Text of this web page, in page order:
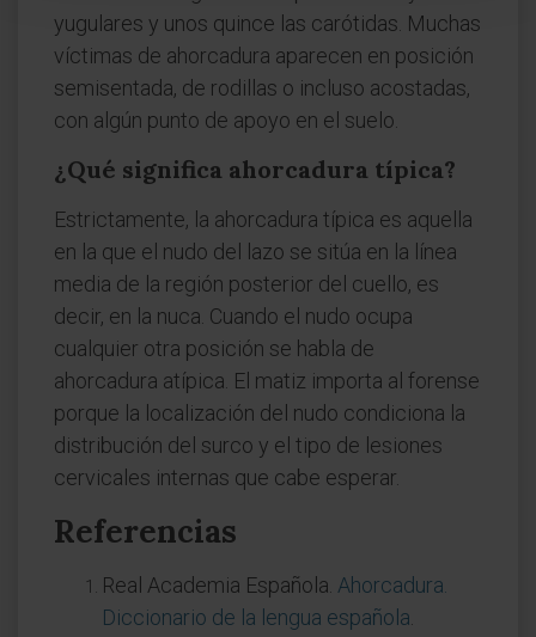
yugulares y unos quince las carótidas. Muchas
víctimas de ahorcadura aparecen en posición
semisentada, de rodillas o incluso acostadas,
con algún punto de apoyo en el suelo.
¿Qué significa ahorcadura típica?
Estrictamente, la ahorcadura típica es aquella
en la que el nudo del lazo se sitúa en la línea
media de la región posterior del cuello, es
decir, en la nuca. Cuando el nudo ocupa
cualquier otra posición se habla de
ahorcadura atípica. El matiz importa al forense
porque la localización del nudo condiciona la
distribución del surco y el tipo de lesiones
cervicales internas que cabe esperar.
Referencias
Real Academia Española. Ahorcadura.
Diccionario de la lengua española